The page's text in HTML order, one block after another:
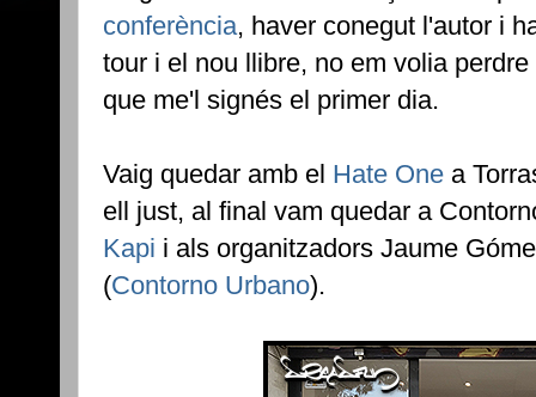
conferència, haver conegut l'autor i
tour i el nou llibre, no em volia
que me'l signés el primer dia.
Vaig quedar amb el Hate One a
ell just, al final vam quedar a
Kapi i als organitzadors Jaume
(Contorno Urbano).